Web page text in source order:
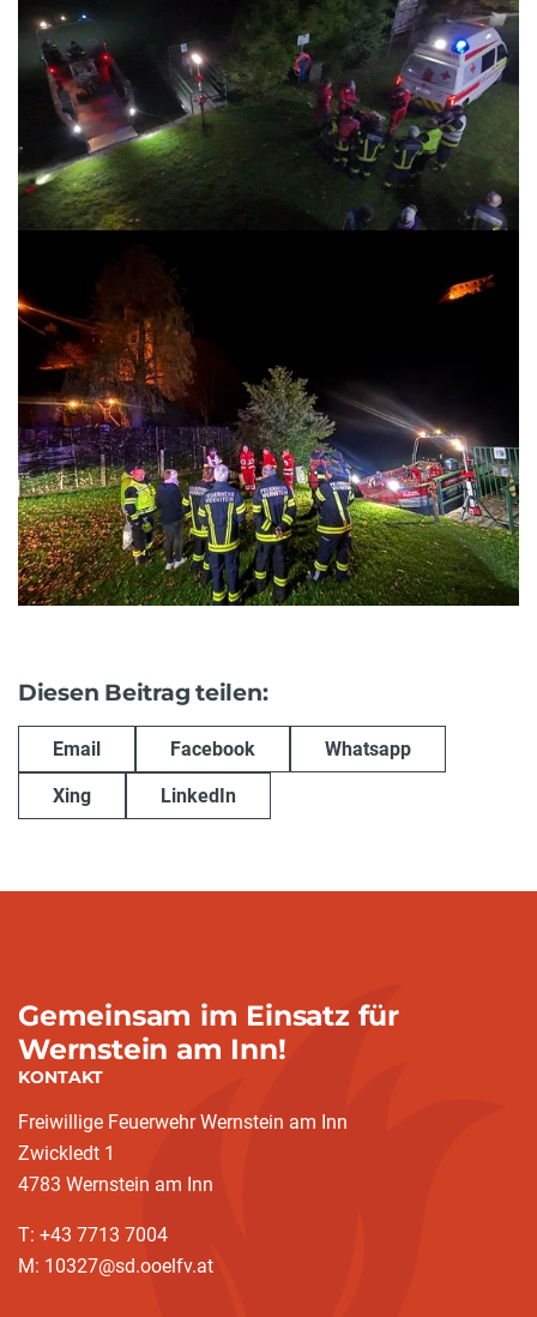
Diesen Beitrag teilen:
Email Facebook Whatsapp
Xing LinkedIn
Gemeinsam im Einsatz für
Wernstein am Inn!
KONTAKT
Freiwillige Feuerwehr Wernstein am Inn
Zwickledt 1
4783 Wernstein am Inn
T: +43 7713 7004
M: 10327@sd.ooelfv.at